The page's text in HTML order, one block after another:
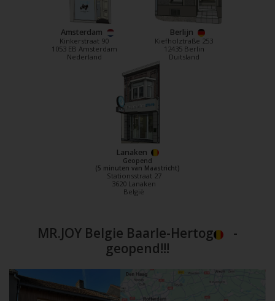
Amsterdam
Kinkerstraat 90
1053 EB Amsterdam
Nederland
Berlijn
Kiefholztraße 253
12435 Berlin
Duitsland
Lanaken
Geopend
(5 minuten van Maastricht)
Stationsstraat 27
3620 Lanaken
België
MR.JOY Belgie Baarle-Hertog
-
geopend!!!